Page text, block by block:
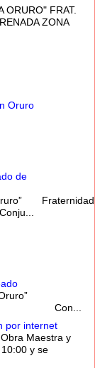
ORURO" FRAT.
ZONA
Oruro
de
Oruro” Fraternidad
Oruro”
Con...
por internet
Maestra y
y se